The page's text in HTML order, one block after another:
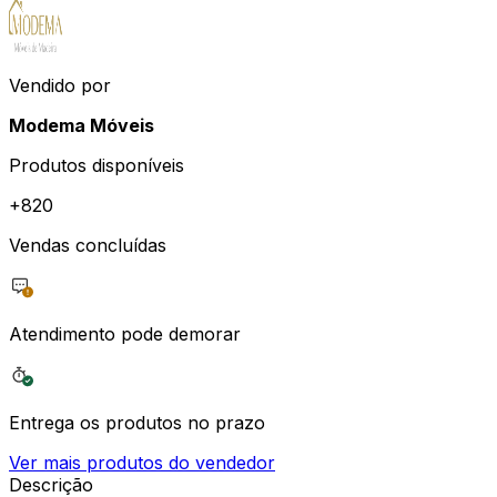
Vendido por
Modema Móveis
Produtos disponíveis
+820
Vendas concluídas
Atendimento pode demorar
Entrega os produtos no prazo
Ver mais produtos do vendedor
Descrição